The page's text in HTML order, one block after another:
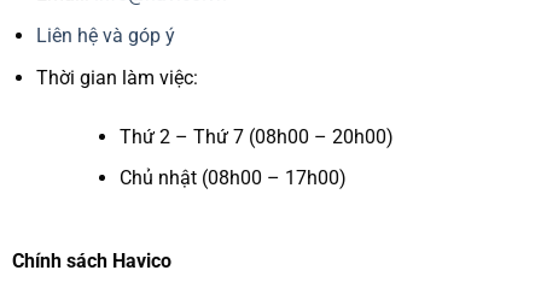
Liên hệ và góp ý
Thời gian làm việc:
Thứ 2 – Thứ 7 (08h00 – 20h00)
Chủ nhật (08h00 – 17h00)
Chính sách Havico